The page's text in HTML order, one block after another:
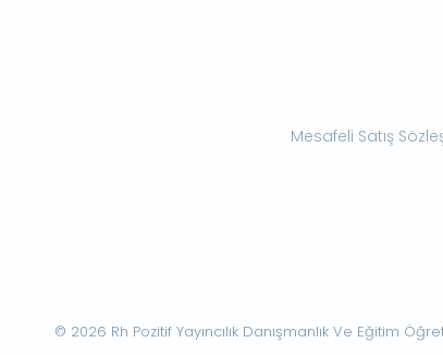
Mesafeli Satış
© 2026 Rh Pozitif Yayıncılık Danışmanlık Ve Eğitim